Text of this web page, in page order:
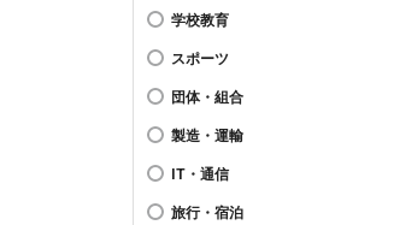
学校教育
スポーツ
団体・組合
製造・運輸
IT・通信
旅行・宿泊